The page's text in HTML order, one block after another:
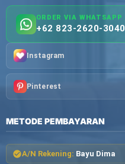
ORDER VIA WHATSAPP
+62 823-2620-3040
Instagram
Pinterest
METODE PEMBAYARAN
A/N Rekening: Bayu Dima